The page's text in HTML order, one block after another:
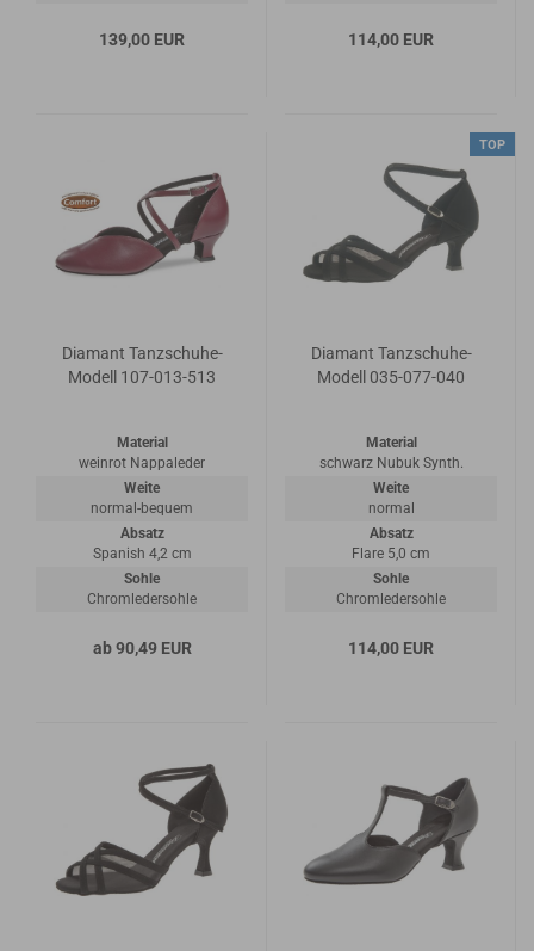
139,00 EUR 114,00 EUR
Diamant Tanzschuhe-
Modell 107-013-513
Material
weinrot Nappaleder
Weite
normal-bequem
Absatz
Spanish 4,2 cm
Sohle
Chromledersohle
ab 90,49 EUR
TOP
Diamant Tanzschuhe-
Modell 035-077-040
Material
schwarz Nubuk Synth.
Weite
normal
Absatz
Flare 5,0 cm
Sohle
Chromledersohle
114,00 EUR